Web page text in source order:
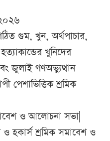
গুম, খুন, অর্থপাচার,
খুনিদের
জুলাই গণঅভ্যুত্থান
পেশাভিত্তিক শ্রমিক
ও আলোচনা সভা|
হকার্স শ্রমিক সমাবেশ ও